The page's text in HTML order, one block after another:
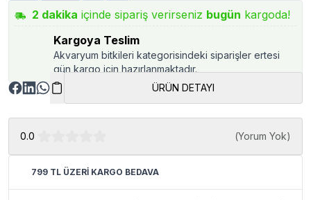
2 dakika içinde sipariş verirseniz bugün kargoda!
Kargoya Teslim
Akvaryum bitkileri kategorisindeki siparişler ertesi
gün kargo için hazırlanmaktadır.
ÜRÜN DETAYI
0.0 (Yorum Yok)
799 TL ÜZERİ KARGO BEDAVA